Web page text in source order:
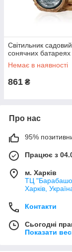
Світильник
сонячних
Немає в наявності
861 ₴
Про нас
95%
Працює з
м. Харків
ТЦ
Харків,
Контакти
Сьогодні
Показати